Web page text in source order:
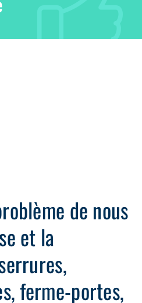
de nous
et la
ferme-portes,